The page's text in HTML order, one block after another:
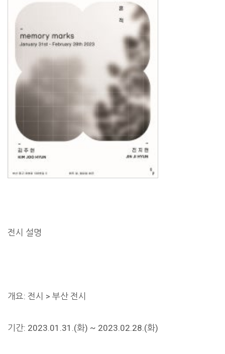
전시 설명
개요: 전시 > 부산 전시
기간: 2023.01.31.(화) ~ 2023.02.28.(화)